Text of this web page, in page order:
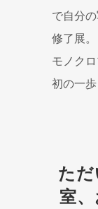
で自分
修了展。
モノク
初の一
た
室